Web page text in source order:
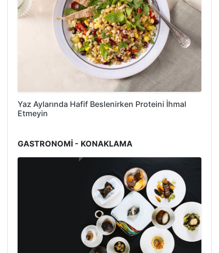
Yaz Aylarında Hafif Beslenirken Proteini İhmal
Etmeyin
GASTRONOMİ - KONAKLAMA